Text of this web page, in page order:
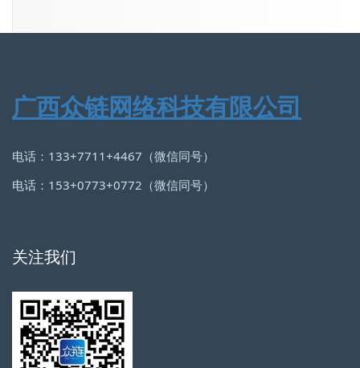
广西众链网络科技有限公司
电话：133+7711+4467（微信同号）
电话：153+0773+0772（微信同号）
关注我们